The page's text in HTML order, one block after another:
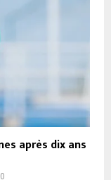
après dix ans
0